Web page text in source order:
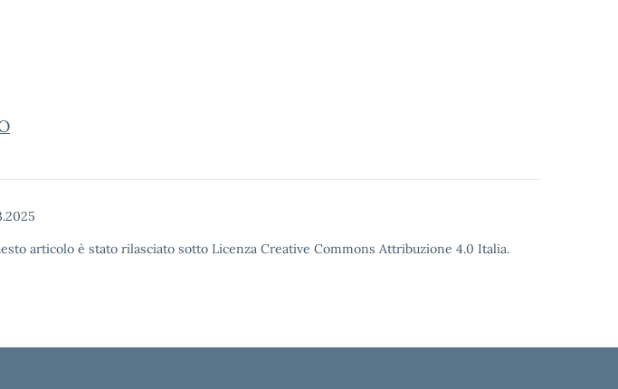
articolo è stato rilasciato sotto Licenza Creative Commons Attribuzione 4.0 Italia.